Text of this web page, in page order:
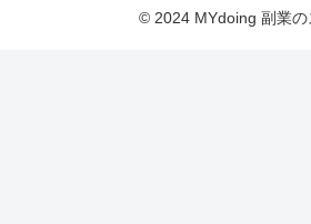
© 2024 MYdoing 副業の